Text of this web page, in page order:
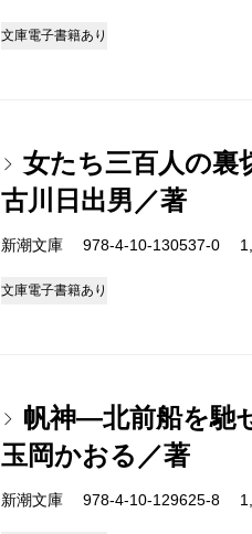
文庫電子書籍あり
女たち三百人の裏
古川日出男／著
新潮文庫 978-4-10-130537-0
文庫電子書籍あり
帆神―北前船を馳
玉岡かおる／著
新潮文庫 978-4-10-129625-8